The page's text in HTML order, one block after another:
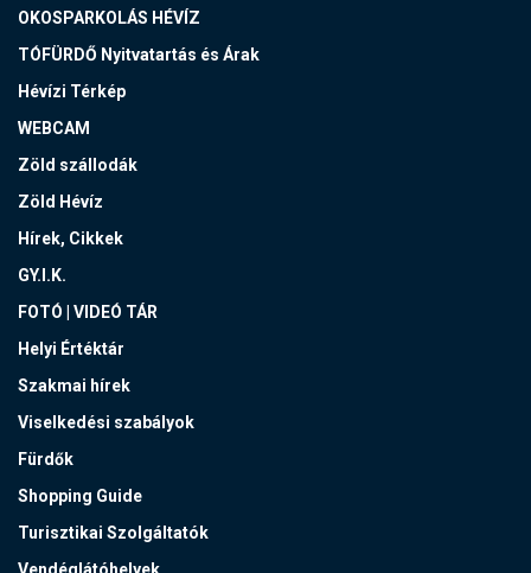
OKOSPARKOLÁS HÉVÍZ
TÓFÜRDŐ Nyitvatartás és Árak
Hévízi Térkép
WEBCAM
Zöld szállodák
Zöld Hévíz
Hírek, Cikkek
GY.I.K.
FOTÓ | VIDEÓ TÁR
Helyi Értéktár
Szakmai hírek
Viselkedési szabályok
Fürdők
Shopping Guide
Turisztikai Szolgáltatók